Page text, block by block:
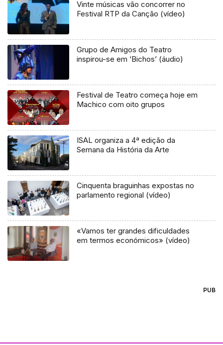
Vinte músicas vão concorrer no
Festival RTP da Canção (vídeo)
Grupo de Amigos do Teatro
inspirou-se em ‘Bichos’ (áudio)
Festival de Teatro começa hoje em
Machico com oito grupos
ISAL organiza a 4ª edição da
Semana da História da Arte
Cinquenta braguinhas expostas no
parlamento regional (vídeo)
«Vamos ter grandes dificuldades
em termos económicos» (vídeo)
PUB